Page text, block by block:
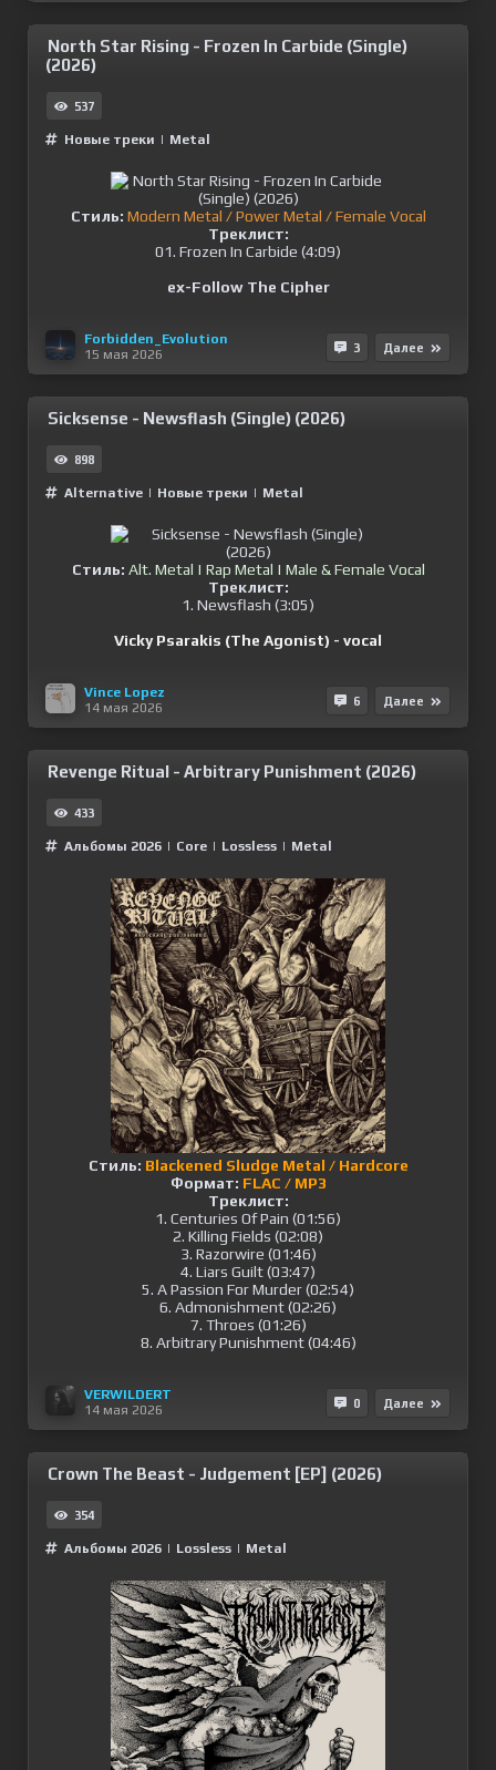
North Star Rising - Frozen In Carbide (Single)
(2026)
537
Новые треки | Metal
Стиль: Modern Metal / Power Metal / Female Vocal
Треклист:
01. Frozen In Carbide (4:09)
ex-Follow The Cipher
Forbidden_Evolution
15 мая 2026
3 Далее
Sicksense - Newsflash (Single) (2026)
898
Alternative | Новые треки | Metal
Стиль: Alt. Metal | Rap Metal | Male & Female Vocal
Треклист:
1. Newsflash (3:05)
Vicky Psarakis (The Agonist) - vocal
Vince Lopez
14 мая 2026
6 Далее
Revenge Ritual - Arbitrary Punishment (2026)
433
Альбомы 2026 | Сore | Lossless | Metal
Стиль: Blackened Sludge Metal / Hardcore
Формат: FLAC / MP3
Треклист:
1. Centuries Of Pain (01:56)
2. Killing Fields (02:08)
3. Razorwire (01:46)
4. Liars Guilt (03:47)
5. A Passion For Murder (02:54)
6. Admonishment (02:26)
7. Throes (01:26)
8. Arbitrary Punishment (04:46)
VERWILDERT
14 мая 2026
0 Далее
Crown The Beast - Judgement [EP] (2026)
354
Альбомы 2026 | Lossless | Metal